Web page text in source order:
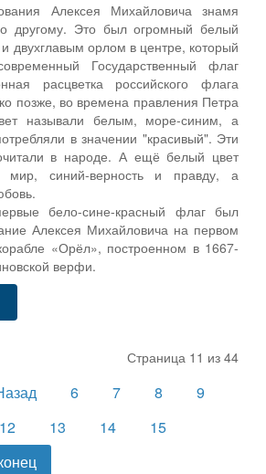
Алексея Михайловича знамя
другому. Это был огромный белый
двухглавым орлом в центре, который
Государственный флаг
расцветка российского флага
позже, во времена правления Петра
называли белым, море-синим, а
в значении "красивый". Эти
в народе. А ещё белый цвет
мир, синий-верность и правду, а
бело-сине-красный флаг был
Алексея Михайловича на первом
«Орёл», построенном в 1667-
верфи.
Страница 11 из 44
6 7 8
9
12 13 14
15